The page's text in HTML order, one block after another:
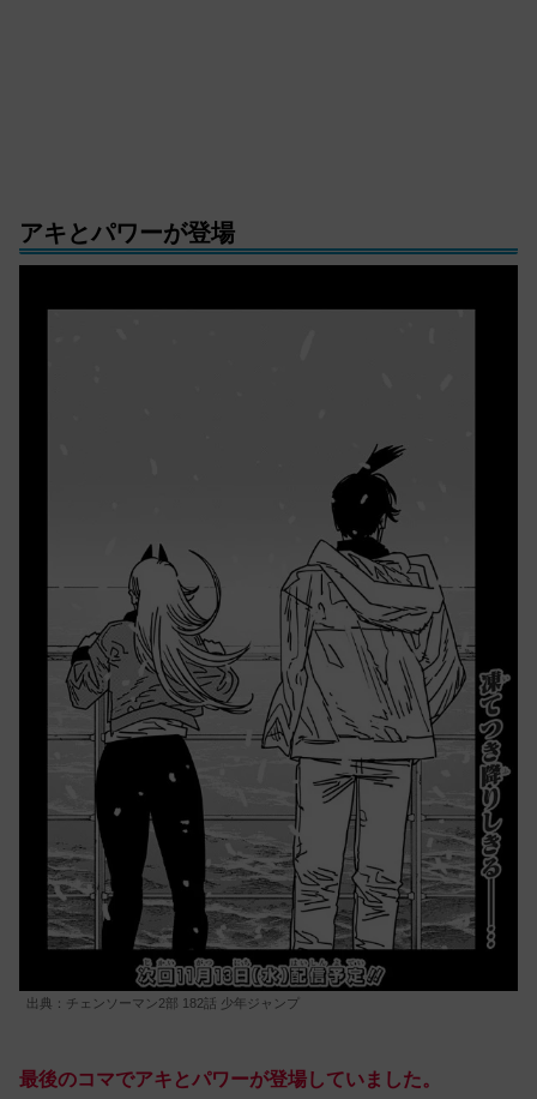
アキとパワーが登場
出典：チェンソーマン2部 182話 少年ジャンプ
最後のコマでアキとパワーが登場していました。